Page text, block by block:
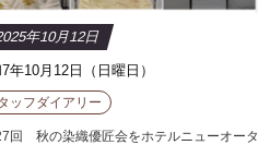
年10月12日
年10月12日（日曜日）
ッフダイアリー
回 秋の染織優匠会をホテルニューオータ